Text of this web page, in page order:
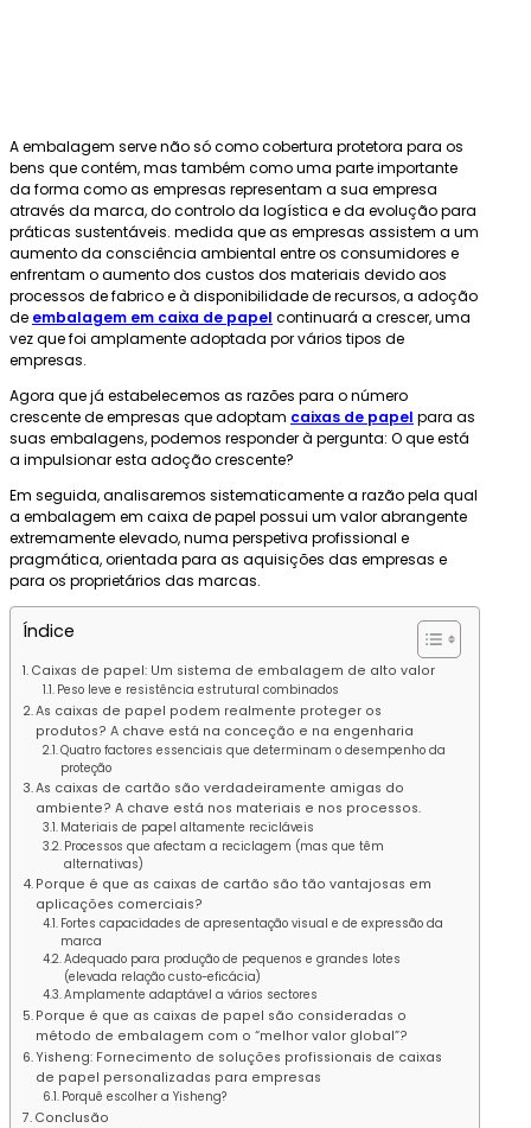
A embalagem serve não só como cobertura protetora para os
bens que contém, mas também como uma parte importante
da forma como as empresas representam a sua empresa
através da marca, do controlo da logística e da evolução para
práticas sustentáveis. medida que as empresas assistem a um
aumento da consciência ambiental entre os consumidores e
enfrentam o aumento dos custos dos materiais devido aos
processos de fabrico e à disponibilidade de recursos, a adoção
de embalagem em caixa de papel continuará a crescer, uma
vez que foi amplamente adoptada por vários tipos de
empresas.
Agora que já estabelecemos as razões para o número
crescente de empresas que adoptam caixas de papel para as
suas embalagens, podemos responder à pergunta: O que está
a impulsionar esta adoção crescente?
Em seguida, analisaremos sistematicamente a razão pela qual
a embalagem em caixa de papel possui um valor abrangente
extremamente elevado, numa perspetiva profissional e
pragmática, orientada para as aquisições das empresas e
para os proprietários das marcas.
Índice
Caixas de papel: Um sistema de embalagem de alto valor
Peso leve e resistência estrutural combinados
As caixas de papel podem realmente proteger os
produtos? A chave está na conceção e na engenharia
Quatro factores essenciais que determinam o desempenho da
proteção
As caixas de cartão são verdadeiramente amigas do
ambiente? A chave está nos materiais e nos processos.
Materiais de papel altamente recicláveis
Processos que afectam a reciclagem (mas que têm
alternativas)
Porque é que as caixas de cartão são tão vantajosas em
aplicações comerciais?
Fortes capacidades de apresentação visual e de expressão da
marca
Adequado para produção de pequenos e grandes lotes
(elevada relação custo-eficácia)
Amplamente adaptável a vários sectores
Porque é que as caixas de papel são consideradas o
método de embalagem com o “melhor valor global”?
Yisheng: Fornecimento de soluções profissionais de caixas
de papel personalizadas para empresas
Porquê escolher a Yisheng?
Conclusão